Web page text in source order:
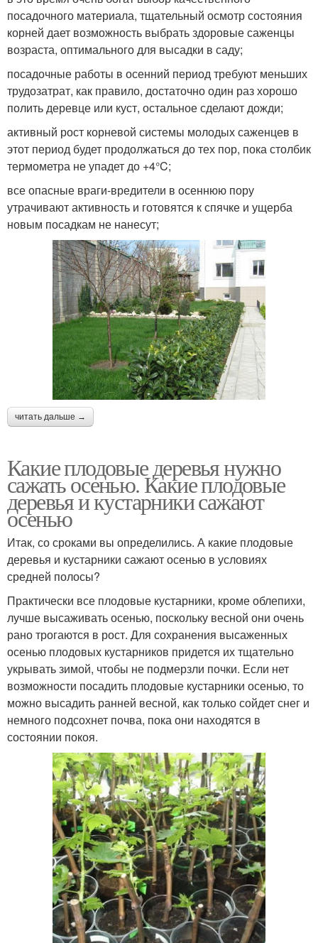
посадочного материала, тщательный осмотр состояния
корней дает возможность выбрать здоровые саженцы
возраста, оптимального для высадки в саду;
посадочные работы в осенний период требуют меньших
трудозатрат, как правило, достаточно один раз хорошо
полить деревце или куст, остальное сделают дожди;
активный рост корневой системы молодых саженцев в
этот период будет продолжаться до тех пор, пока столбик
термометра не упадет до +4°C;
все опасные враги-вредители в осеннюю пору
утрачивают активность и готовятся к спячке и ущерба
новым посадкам не нанесут;
читать дальше →
Какие плодовые деревья нужно
сажать осенью. Какие плодовые
деревья и кустарники сажают
осенью
Итак, со сроками вы определились. А какие плодовые
деревья и кустарники сажают осенью в условиях
средней полосы?
Практически все плодовые кустарники, кроме облепихи,
лучше высаживать осенью, поскольку весной они очень
рано трогаются в рост. Для сохранения высаженных
осенью плодовых кустарников придется их тщательно
укрывать зимой, чтобы не подмерзли почки. Если нет
возможности посадить плодовые кустарники осенью, то
можно высадить ранней весной, как только сойдет снег и
немного подсохнет почва, пока они находятся в
состоянии покоя.